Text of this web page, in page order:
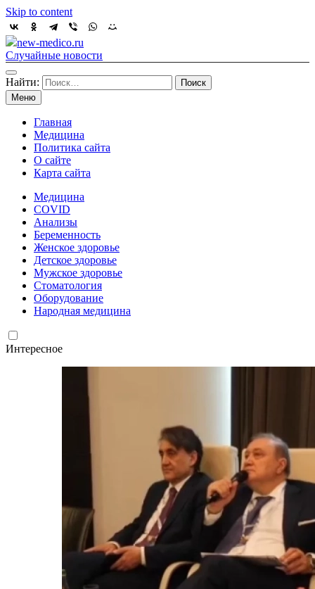
Skip to content
new-medico.ru
Случайные новости
Найти:
Меню
Главная
Медицина
Политика сайта
О сайте
Карта сайта
Медицина
COVID
Анализы
Беременность
Женское здоровье
Детское здоровье
Мужское здоровье
Стоматология
Оборудование
Народная медицина
Интересное